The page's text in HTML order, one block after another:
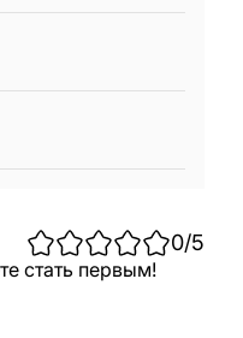
0/5
стать первым!